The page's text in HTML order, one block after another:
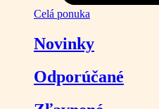
Celá ponuka
Novinky
Odporúčané